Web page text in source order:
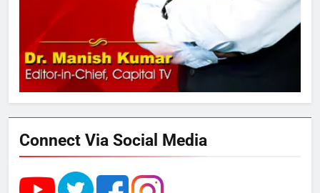
फ्री डेटा सेंटर, हजारों उच्च-कुशल
रोजगार सृजन की संभावना
3
UP में ग्रामीण बिजली आपूर्ति से कृषि,
डेयरी, कुटीर उद्योग और स्वरोजगार को
मिला बढ़ावा
राम की नगरी अयोध्या में आने वाले भक्तों
Connect Via Social Media